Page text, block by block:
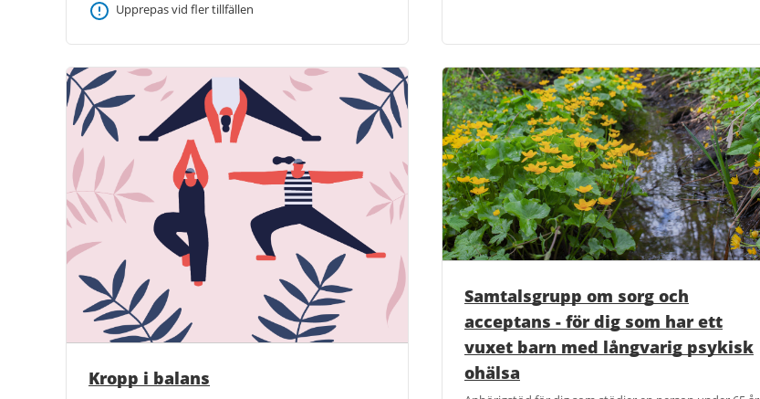
Upprepas vid fler tillfällen
Kropp i balans
Samtalsgrupp om sorg och
acceptans - för dig som har ett
vuxet barn med långvarig psykisk
ohälsa